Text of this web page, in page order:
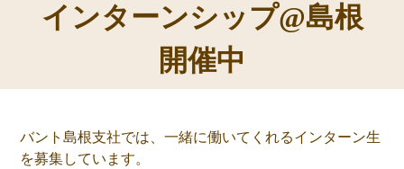
インターンシップ@島根
開催中
バント島根支社では、一緒に働いてくれるインターン生
を募集しています。